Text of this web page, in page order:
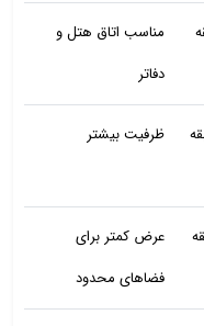
مناسب اتاق هتل و
دفاتر
ظرفیت بیشتر
عرض کمتر برای
فضاهای محدود